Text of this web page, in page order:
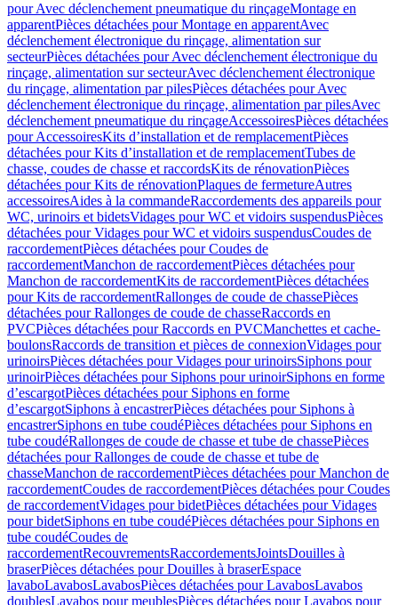
pour Avec déclenchement pneumatique du rinçageMontage en
apparentPièces détachées pour Montage en apparentAvec
déclenchement électronique du rinçage, alimentation sur
secteurPièces détachées pour Avec déclenchement électronique du
rinçage, alimentation sur secteurAvec déclenchement électronique
du rinçage, alimentation par pilesPièces détachées pour Avec
déclenchement électronique du rinçage, alimentation par pilesAvec
déclenchement pneumatique du rinçageAccessoiresPièces détachées
pour AccessoiresKits d’installation et de remplacementPièces
détachées pour Kits d’installation et de remplacementTubes de
chasse, coudes de chasse et raccordsKits de rénovationPièces
détachées pour Kits de rénovationPlaques de fermetureAutres
accessoiresAides à la commandeRaccordements des appareils pour
WC, urinoirs et bidetsVidages pour WC et vidoirs suspendusPièces
détachées pour Vidages pour WC et vidoirs suspendusCoudes de
raccordementPièces détachées pour Coudes de
raccordementManchon de raccordementPièces détachées pour
Manchon de raccordementKits de raccordementPièces détachées
pour Kits de raccordementRallonges de coude de chassePièces
détachées pour Rallonges de coude de chasseRaccords en
PVCPièces détachées pour Raccords en PVCManchettes et cache-
boulonsRaccords de transition et pièces de connexionVidages pour
urinoirsPièces détachées pour Vidages pour urinoirsSiphons pour
urinoirPièces détachées pour Siphons pour urinoirSiphons en forme
d’escargotPièces détachées pour Siphons en forme
d’escargotSiphons à encastrerPièces détachées pour Siphons à
encastrerSiphons en tube coudéPièces détachées pour Siphons en
tube coudéRallonges de coude de chasse et tube de chassePièces
détachées pour Rallonges de coude de chasse et tube de
chasseManchon de raccordementPièces détachées pour Manchon de
raccordementCoudes de raccordementPièces détachées pour Coudes
de raccordementVidages pour bidetPièces détachées pour Vidages
pour bidetSiphons en tube coudéPièces détachées pour Siphons en
tube coudéCoudes de
raccordementRecouvrementsRaccordementsJointsDouilles à
braserPièces détachées pour Douilles à braserEspace
lavaboLavabosLavabosPièces détachées pour LavabosLavabos
doublesLavabos pour meublesPièces détachées pour Lavabos pour